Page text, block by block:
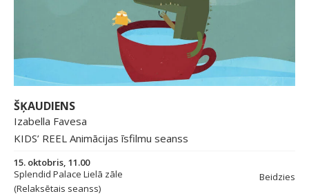
ŠĶAUDIENS
Izabella Favesa
KIDS’ REEL Animācijas īsfilmu seanss
15. oktobris, 11.00
Splendid Palace Lielā zāle
(Relaksētais seanss)
Beidzies